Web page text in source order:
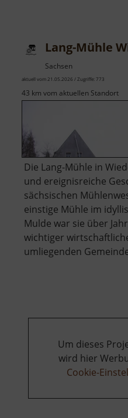
Lang-Mühle
Sachsen
aktuell vom 21.05.2026 / Zugriffe: 773
43 km vom aktuellen Standort
Die Lang-Mühle in
und ereignisreiche
sächsischen
einstige Mühle im
Mulde war sie über
wichtiger
umliegenden
Um dieses
wird hier
Cookie-